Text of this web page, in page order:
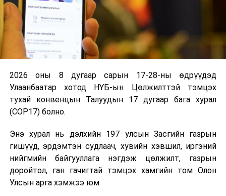
тогтоолын
төсөл
/
Засгийн газар
2025.04.30-ны
өдөр өргөн
нэг дэх
хэлэлцүүлэг/
хорооны 2024
оны үйл
ажиллагааны
тайлан
2026 оны 8 дугаар сарын 17-28-ны өдрүүдэд
Улаанбаатар хотод НҮБ-ын Цөлжилттэй тэмцэх
тухай конвенцын Талуудын 17 дугаар бага хурал
(COP17) болно.
Энэ хурал нь дэлхийн 197 улсын Засгийн газрын
гишүүд, эрдэмтэн судлаач, хувийн хэвшил, иргэний
нийгмийн байгууллага нэгдэж цөлжилт, газрын
доройтол, ган гачигтай тэмцэх хамгийн том Олон
Улсын арга хэмжээ юм.